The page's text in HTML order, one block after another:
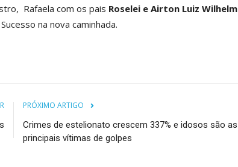
Rafaela com os pais Roselei e Airton Luiz Wilhelm
na nova caminhada.
PRÓXIMO ARTIGO
Crimes de estelionato crescem 337% e idosos são as
principais vítimas de golpes